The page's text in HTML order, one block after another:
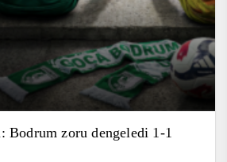
Bodrum zoru dengeledi 1-1